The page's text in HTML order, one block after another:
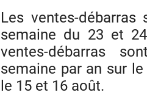
Les ventes-
semaine du 23 et
ventes-débarras
semaine par an sur
le 15 et 16 août.